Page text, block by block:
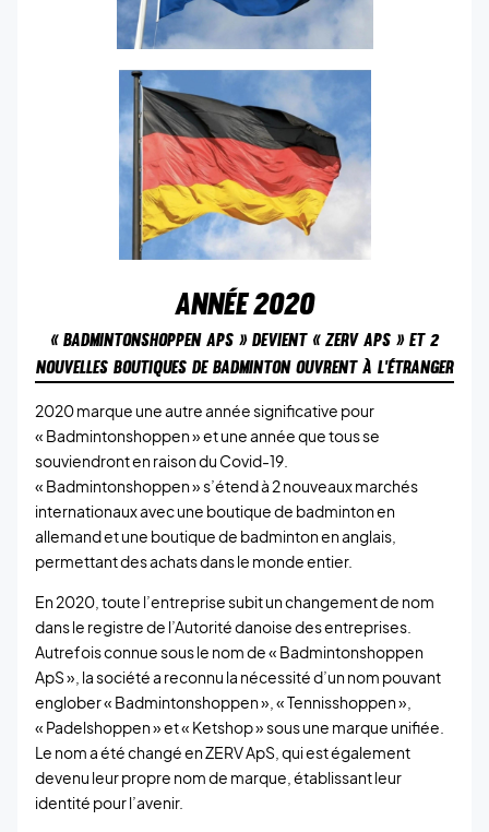
ANNÉE2020
« BADMINTONSHOPPEN APS » DEVIENT « ZERV APS » ET 2
NOUVELLES BOUTIQUES DE BADMINTON OUVRENT À L’ÉTRANGER
2020 marque une autre année significative pour
« Badmintonshoppen » et une année que tous se
souviendront en raison du Covid-19.
« Badmintonshoppen » s’étend à 2 nouveaux marchés
internationaux avec une boutique de badminton en
allemand et une boutique de badminton en anglais,
permettant des achats dans le monde entier.
En 2020, toute l’entreprise subit un changement de nom
dans le registre de l’Autorité danoise des entreprises.
Autrefois connue sous le nom de « Badmintonshoppen
ApS », la société a reconnu la nécessité d’un nom pouvant
englober « Badmintonshoppen », « Tennisshoppen »,
« Padelshoppen » et « Ketshop » sous une marque unifiée.
Le nom a été changé en ZERV ApS, qui est également
devenu leur propre nom de marque, établissant leur
identité pour l’avenir.